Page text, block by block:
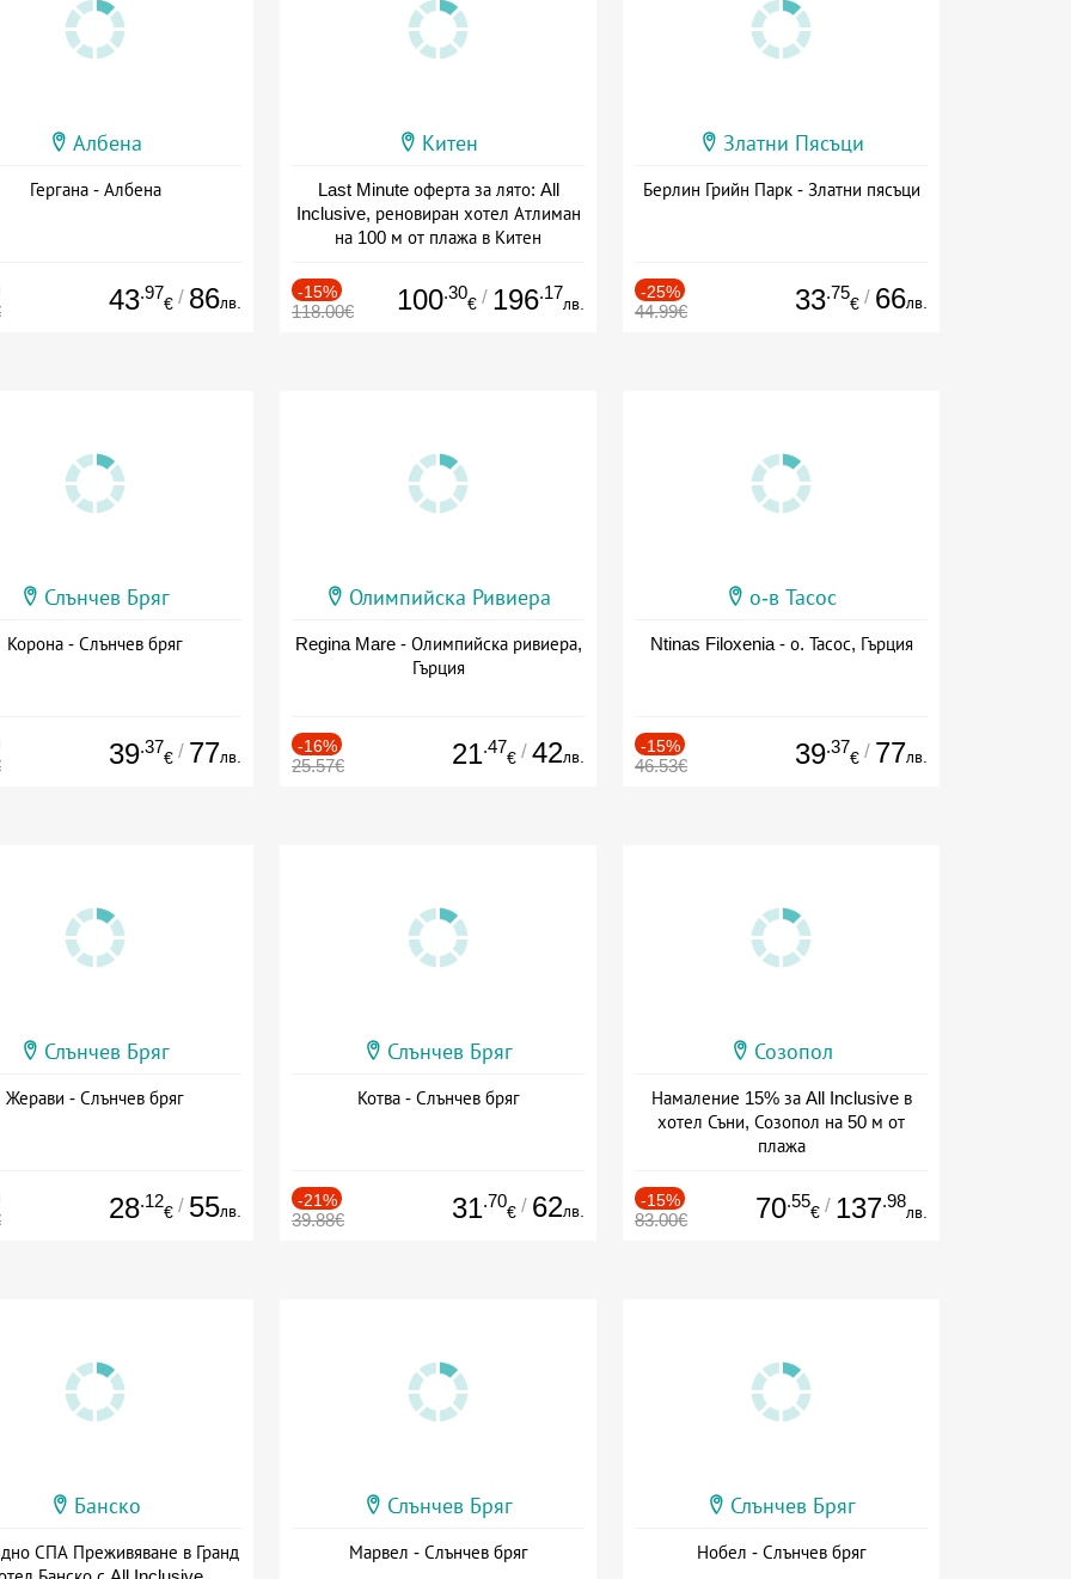
Албена
Гергана - Албена
43.97
€ / 86лв.
Китен
Last Minute оферта за лято: All
Inclusive, реновиран хотел Атлиман
на 100 м от плажа в Китен
-15%
118.00€ 100.30
€ / 196.17
лв.
Златни Пясъци
Берлин Грийн Парк - Златни пясъци
-25%
44.99€ 33.75
€ / 66лв.
Слънчев Бряг
Корона - Слънчев бряг
39.37
€ / 77лв.
Олимпийска Ривиера
Regina Mare - Олимпийска ривиера,
Гърция
-16%
25.57€ 21.47
€ / 42лв.
о-в Тасос
Ntinas Filoxenia - о. Тасос, Гърция
-15%
46.53€ 39.37
€ / 77лв.
Слънчев Бряг
Жерави - Слънчев бряг
28.12
€ / 55лв.
Слънчев Бряг
Котва - Слънчев бряг
-21%
39.88€ 31.70
€ / 62лв.
Созопол
Намаление 15% за All Inclusive в
хотел Съни, Созопол на 50 м от
плажа
-15%
83.00€ 70.55
€ / 137.98
лв.
Банско
СПА Преживяване в Гранд
Слънчев Бряг
Марвел - Слънчев бряг
Слънчев Бряг
Нобел - Слънчев бряг